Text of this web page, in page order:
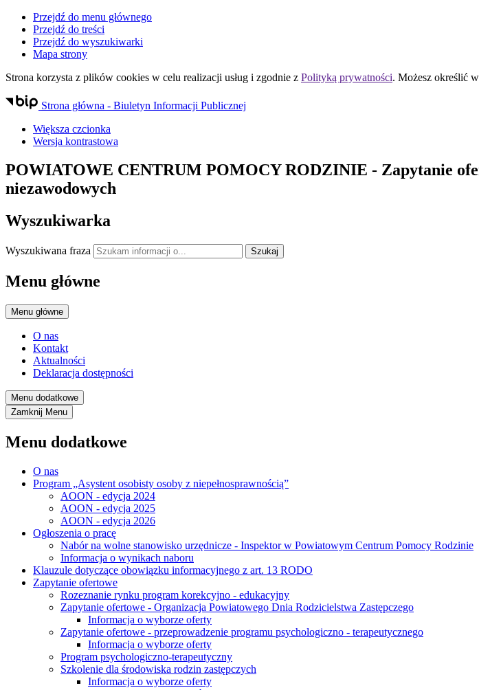
Przejdź do menu głównego
Przejdź do treści
Przejdź do wyszukiwarki
Mapa strony
Strona korzysta z plików cookies w celu realizacji usług i zgodnie z Polityką prywatności. Możesz określić
Strona główna - Biuletyn Informacji Publicznej
Większa czcionka
Wersja kontrastowa
POWIATOWE CENTRUM POMOCY RODZINIE - Zapytanie
niezawodowych
Wyszukiwarka
Wyszukiwana fraza Szukaj
Menu główne
Menu główne
O nas
Kontakt
Aktualności
Deklaracja dostępności
Menu dodatkowe
Zamknij Menu
Menu dodatkowe
O nas
Program „Asystent osobisty osoby z niepełnosprawnością”
AOON - edycja 2024
AOON - edycja 2025
AOON - edycja 2026
Ogłoszenia o pracę
Nabór na wolne stanowisko urzędnicze - Inspektor w Powiatowym Centrum Pomocy Rodzinie
Informacja o wynikach naboru
Klauzule dotyczące obowiązku informacyjnego z art. 13 RODO
Zapytanie ofertowe
Rozeznanie rynku program korekcyjno - edukacyjny
Zapytanie ofertowe - Organizacja Powiatowego Dnia Rodzicielstwa Zastępczego
Informacja o wyborze oferty
Zapytanie ofertowe - przeprowadzenie programu psychologiczno - terapeutycznego
Informacja o wyborze oferty
Program psychologiczno-terapeutyczny
Szkolenie dla środowiska rodzin zastępczych
Informacja o wyborze oferty